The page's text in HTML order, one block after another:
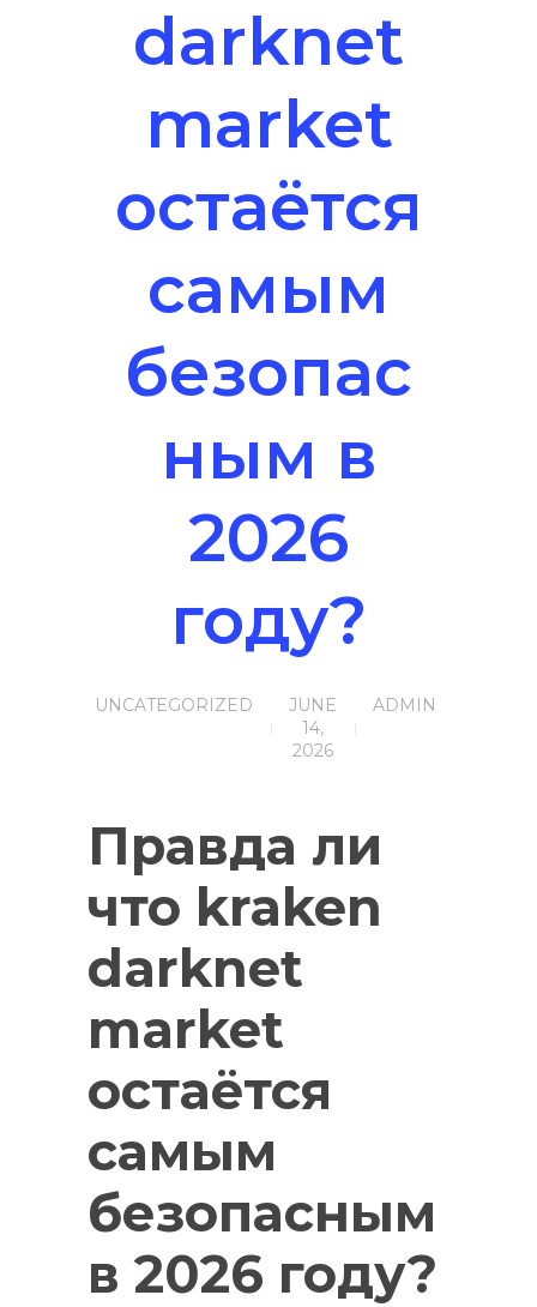
darknet
market
остаётся
самым
безопас
ным в
2026
году?
JUNE
14,
2026
ADMIN
UNCATEGORIZED
Правда ли
что kraken
darknet
market
остаётся
самым
безопасным
в 2026 году?